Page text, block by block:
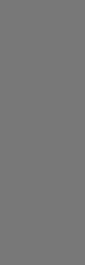
signierter
und Größen